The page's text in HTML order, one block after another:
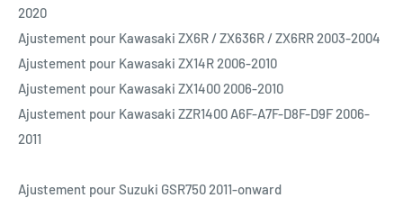
2020
Ajustement pour Kawasaki ZX6R / ZX636R / ZX6RR 2003-2004
Ajustement pour Kawasaki ZX14R 2006-2010
Ajustement pour Kawasaki ZX1400 2006-2010
Ajustement pour Kawasaki ZZR1400 A6F-A7F-D8F-D9F 2006-
2011
Ajustement pour Suzuki GSR750 2011-onward